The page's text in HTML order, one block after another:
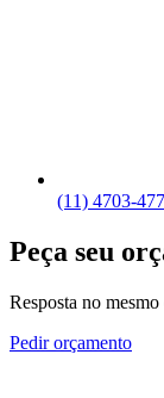
(11) 4703-
Peça seu
Resposta no
Pedir orçamento